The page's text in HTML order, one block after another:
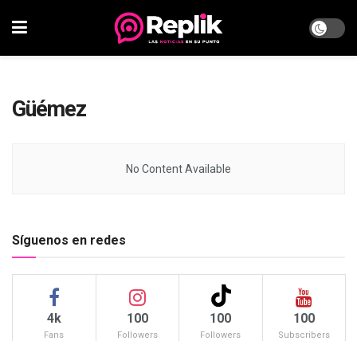
Güémez
No Content Available
Síguenos en redes
4k
Fans
100
Followers
100
Followers
100
Subscribers